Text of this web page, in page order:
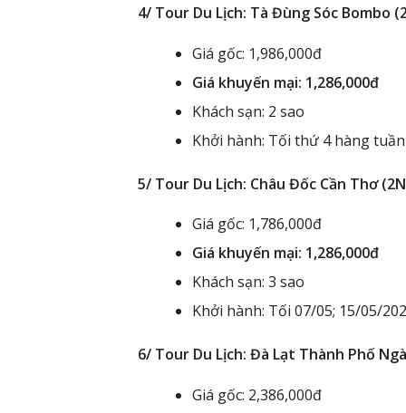
4/ Tour Du Lịch: Tà Đùng Sóc Bombo
Giá gốc: 1,986,000đ
Giá khuyến mại: 1,286,000đ
Khách sạn: 2 sao
Khởi hành: Tối thứ 4 hàng tuần
5/ Tour Du Lịch: Châu Đốc Cần Thơ
Giá gốc: 1,786,000đ
Giá khuyến mại: 1,286,000đ
Khách sạn: 3 sao
Khởi hành: Tối 07/05; 15/05/
6/ Tour Du Lịch: Đà Lạt Thành Phố
Giá gốc: 2,386,000đ